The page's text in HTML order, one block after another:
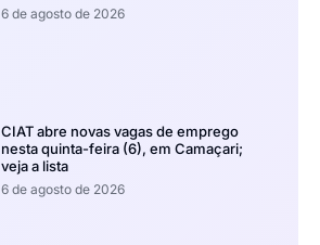
6 de agosto de 2026
CIAT abre novas vagas de emprego
nesta quinta-feira (6), em Camaçari;
veja a lista
6 de agosto de 2026